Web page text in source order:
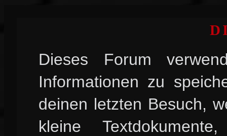
Dieses Forum
Informationen zu
deinen letzten Besuch,
kleine